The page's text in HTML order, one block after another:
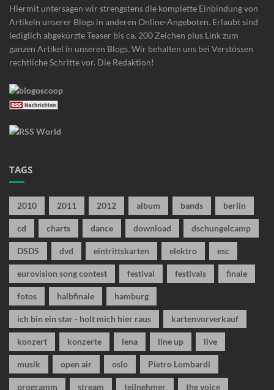
Hiermit untersagen wir strengstens die komplette Einbindung von
Artikeln unserer Blogs in anderen Online-Angeboten. Erlaubt sind
lediglich abgekürzte Teaser bis ca. 200 Zeichen plus Link zum
ganzen Artikel in unseren Blogs. Wir behalten uns bei Verstössen
rechtliche Schritte vor. Die Redaktion!
TAGS
2010 2011 2012 album bands berlin
cd charts dance download dschungelcamp
DSDS dvd eintrittskarten elektro esc
eurovision song contest festival festivals finale
fotos halbfinale hamburg
ich bin ein star - holt mich hier raus kartenvorverkauf
konzert konzerte lena line up live
musik open air oslo Pietro Lombardi
programm stream teilnehmer the voice